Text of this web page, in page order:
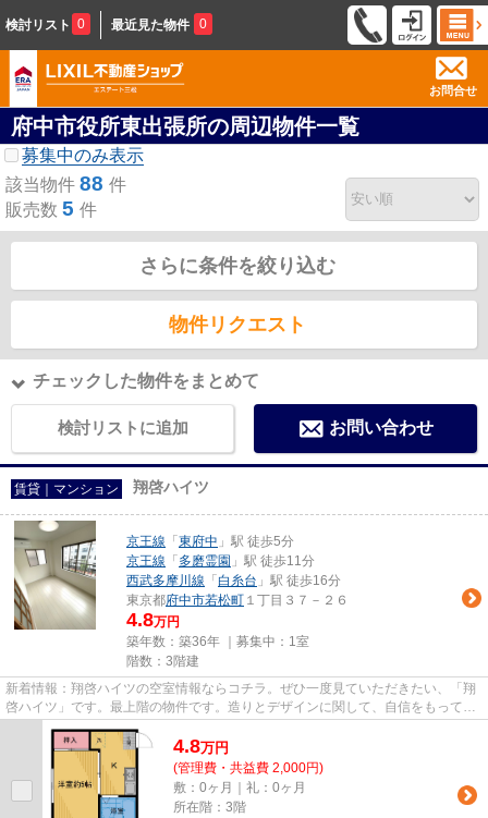
検討リスト 0 最近見た物件 0
お問合せ
府中市役所東出張所の周辺物件一覧
募集中のみ表示
該当物件 88 件
販売数 5 件
さらに条件を絞り込む
物件リクエスト
チェックした物件をまとめて
検討リストに追加 お問い合わせ
賃貸｜マンション 翔啓ハイツ
京王線 「 東府中 」駅 徒歩5分
京王線 「 多磨霊園 」駅 徒歩11分
西武多摩川線 「 白糸台 」駅 徒歩16分
東京都府中市若松町 １丁目３７－２６
4.8万円
築年数：築36年 ｜募集中： 1室
階数：3階建
新着情報：翔啓ハイツの空室情報ならコチラ。ぜひ一度見ていただきたい、「翔
啓ハイツ」です。最上階の物件です。造りとデザインに関して、自信をもって情
報を提供できるマンションで...
4.8万円
(管理費・共益費 2,000円)
敷：0ヶ月｜礼：0ヶ月
所在階：3階